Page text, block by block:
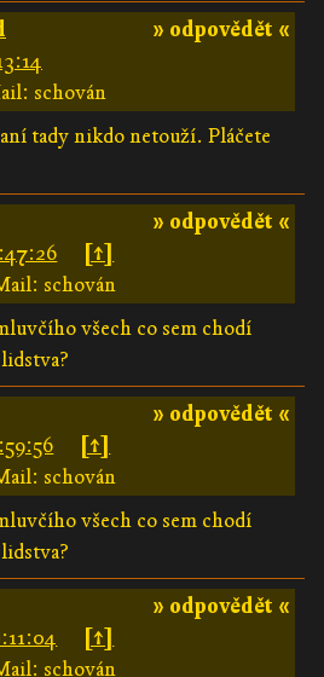
» odpovědět «
schován
tady nikdo netouží. Pláčete
» odpovědět «
[↑]
schován
všech co sem chodí
» odpovědět «
[↑]
schován
všech co sem chodí
» odpovědět «
[↑]
schován